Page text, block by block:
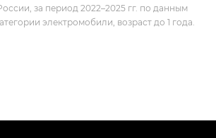
за период 2022–2025 гг. по данным
электромобили, возраст до 1 года.